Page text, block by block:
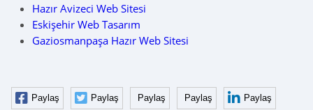
Hazır Avizeci Web Sitesi
Eskişehir Web Tasarım
Gaziosmanpaşa Hazır Web Sitesi
Paylaş Paylaş Paylaş Paylaş Paylaş